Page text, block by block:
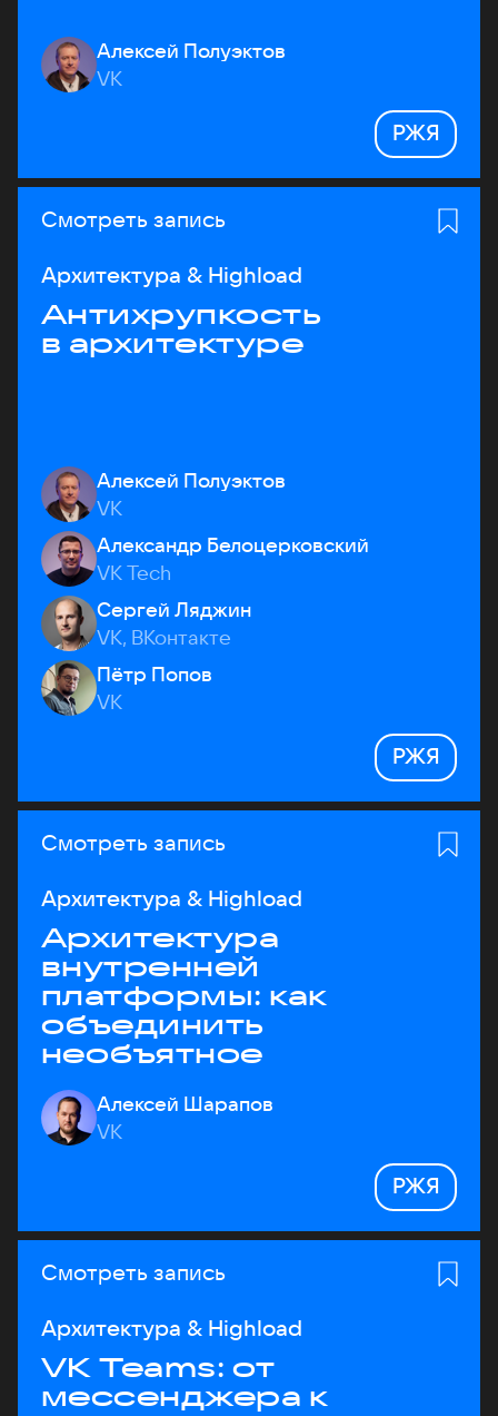
Алексей Полуэктов
VK
РЖЯ
Смотреть запись
Архитектура & Highload
Антихрупкость
в архитектуре
Алексей Полуэктов
VK
Александр Белоцерковский
VK Tech
Сергей Ляджин
VK, ВКонтакте
Пётр Попов
VK
РЖЯ
Смотреть запись
Архитектура & Highload
Архитектура
внутренней
платформы: как
объединить
необъятное
Алексей Шарапов
VK
РЖЯ
Смотреть запись
Архитектура & Highload
VK Teams: от
мессенджера к